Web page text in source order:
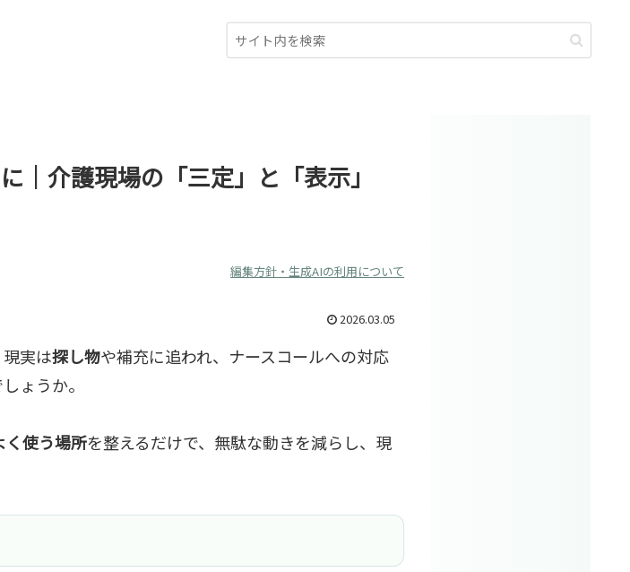
｜介護現場の「三定」と「表示」
編集方針・生成AIの利用について
2026.03.05
実は探し物や補充に追われ、ナースコールへの対応
ょうか。
く使う場所を整えるだけで、無駄な動きを減らし、現